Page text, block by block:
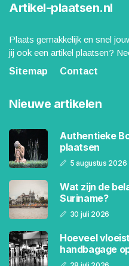
Artikel-plaatsen.nl
Plaats gemakkelijk en snel
jij ook een artikel plaatsen?
Sitemap
Contact
Nieuwe artikelen
Authentieke
plaatsen
5 augustus 2026
Wat zijn de
Suriname?
30 juli 2026
Hoeveel
handbagage